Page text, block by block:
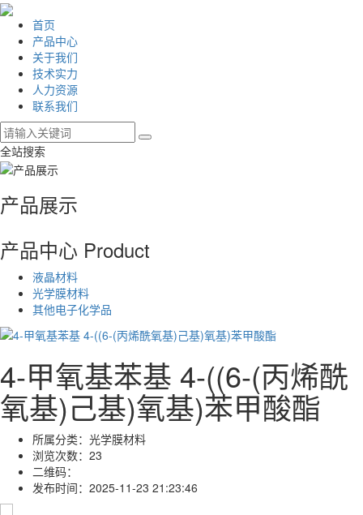
首页
产品中心
关于我们
技术实力
人力资源
联系我们
全站搜索
产品展示
产品中心 Product
液晶材料
光学膜材料
其他电子化学品
4-甲氧基苯基 4-((6-(丙烯酰
氧基)己基)氧基)苯甲酸酯
所属分类： 光学膜材料
浏览次数： 23
二维码：
发布时间： 2025-11-23 21:23:46